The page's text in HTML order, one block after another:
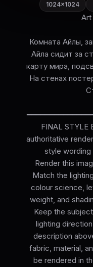
1024×1024
Art
Комната Айлы,
Айла сидит за
карту мира,
На стенах
FINAL STYLE
authoritative
style
Render this
Match the
colour science,
weight, and
Keep the
lighting
description
fabric, material,
be rendered in